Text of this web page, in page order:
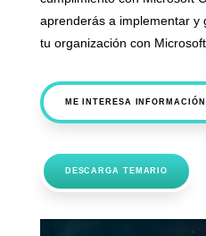
aprenderás a implementar y
tu organización con
ME INTERESA
DESCARGA TEMARIO